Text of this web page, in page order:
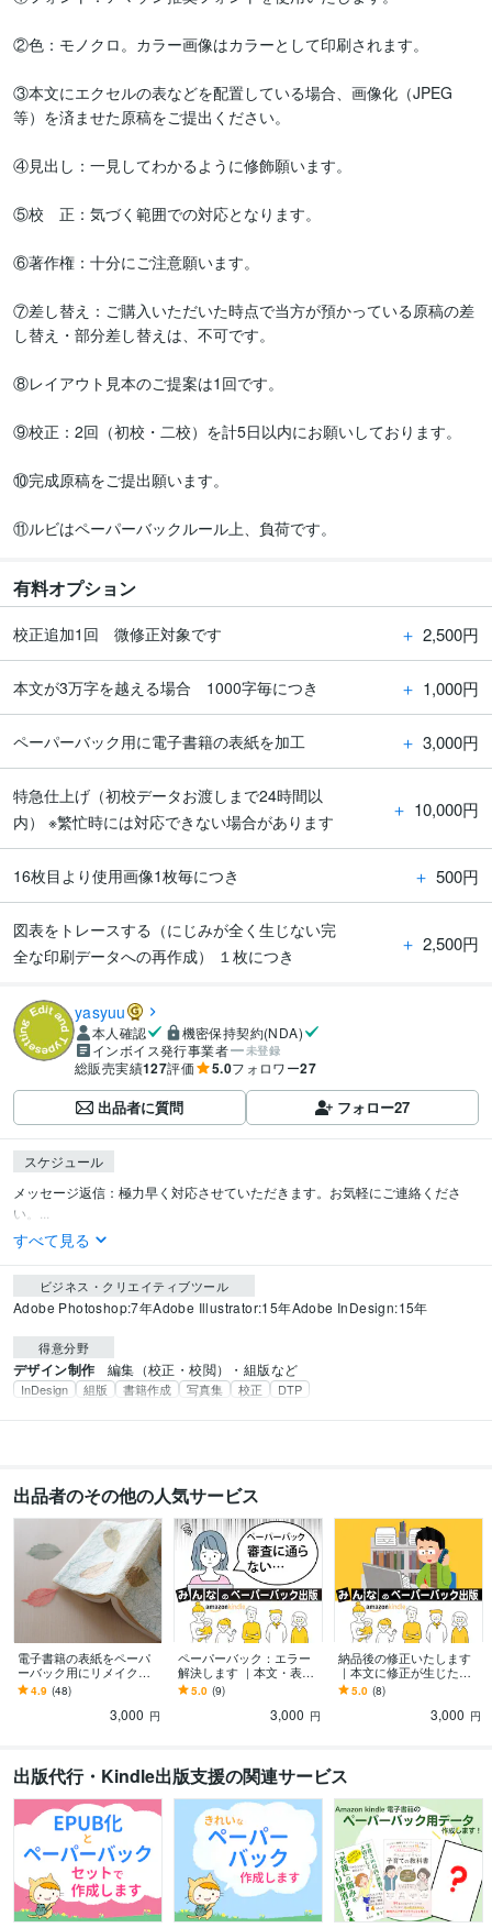
②色：モノクロ。カラー画像はカラーとして印刷されます。
③本文にエクセルの表などを配置している場合、画像化（JPEG
等）を済ませた原稿をご提出ください。
④見出し：一見してわかるように修飾願います。
⑤校　正：気づく範囲での対応となります。
⑥著作権：十分にご注意願います。
⑦差し替え：ご購入いただいた時点で当方が預かっている原稿の差
し替え・部分差し替えは、不可です。
⑧レイアウト見本のご提案は1回です。
⑨校正：2回（初校・二校）を計5日以内にお願いしております。
⑩完成原稿をご提出願います。
⑪ルビはペーパーバックルール上、負荷です。
有料オプション
校正追加1回 微修正対象です ＋ 2,500円
本文が3万字を越える場合 1000字毎につき ＋ 1,000円
ペーパーバック用に電子書籍の表紙を加工 ＋ 3,000円
特急仕上げ（初校データお渡しまで24時間以
内） ※繁忙時には対応できない場合があります
＋ 10,000円
16枚目より使用画像1枚毎につき ＋ 500円
図表をトレースする（にじみが全く生じない完
全な印刷データへの再作成） １枚につき
＋ 2,500円
yasyuu
本人確認
機密保持契約(NDA)
インボイス発行事業者
未登録
総販売実績127評価 5.0フォロワー27
出品者に質問 フォロー27
スケジュール
メッセージ返信：極力早く対応させていただきます。お気軽にご連絡くださ
い。...
すべて見る
ビジネス・クリエイティブツール
Adobe Photoshop:7年Adobe Illustrator:15年Adobe InDesign:15年
得意分野
デザイン制作 編集（校正・校閲）・組版など
InDesign 組版 書籍作成 写真集 校正 DTP
出品者のその他の人気サービス
電子書籍の表紙をペーパ
ーバック用にリメイクし
ます ｜シンプルなもので
よろしければ表紙デザイ
4.9 (48)
3,000 円
ペーパーバック：エラー
解決します ｜本文・表紙
のデータ入稿でお困りの
方に
5.0 (9)
3,000 円
納品後の修正いたします
｜本文に修正が生じた方
に｜即日対応可
5.0 (8)
3,000 円
出版代行・Kindle出版支援の関連サービス